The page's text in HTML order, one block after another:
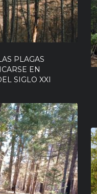
PLAGAS
EN
SIGLO XXI